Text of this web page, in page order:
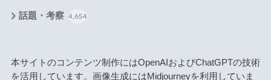
話題・考察 4,654
本サイトのコンテンツ制作にはOpenAIおよびChatGPTの技術
を活用しています。画像生成にはMidjourneyを利用していま